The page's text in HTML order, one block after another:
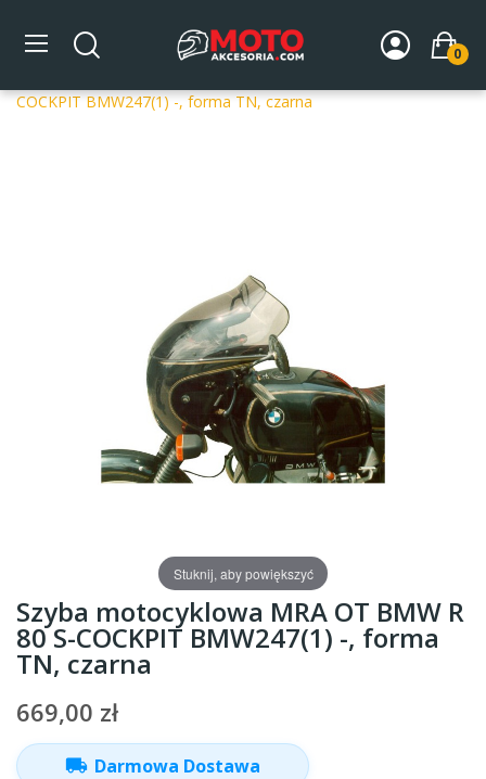
0
Strona główna DLA MOTOCYKLA Szyby
Szyby
COCKPIT BMW247(1) -, forma TN, czarna
Stuknij, aby powiększyć
Szyba motocyklowa MRA OT BMW R
80 S-COCKPIT BMW247(1) -, forma
TN, czarna
669,00 zł
local_shipping Darmowa Dostawa